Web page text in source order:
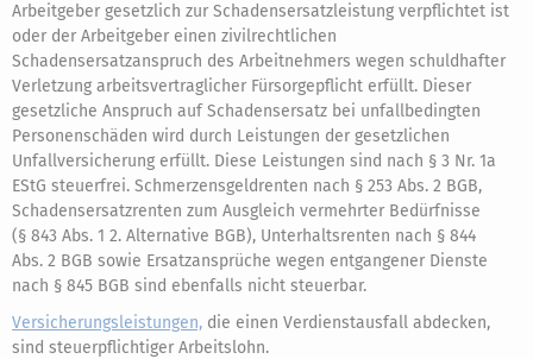
Arbeitgeber gesetzlich zur Schadensersatzleistung verpflichtet ist
oder der Arbeitgeber einen zivilrechtlichen
Schadensersatzanspruch des Arbeitnehmers wegen schuldhafter
Verletzung arbeitsvertraglicher Fürsorgepflicht erfüllt. Dieser
gesetzliche Anspruch auf Schadensersatz bei unfallbedingten
Personenschäden wird durch Leistungen der gesetzlichen
Unfallversicherung erfüllt. Diese Leistungen sind nach § 3 Nr. 1a
EStG steuerfrei. Schmerzensgeldrenten nach § 253 Abs. 2 BGB,
Schadensersatzrenten zum Ausgleich vermehrter Bedürfnisse
(§ 843 Abs. 1 2. Alternative BGB), Unterhaltsrenten nach § 844
Abs. 2 BGB sowie Ersatzansprüche wegen entgangener Dienste
nach § 845 BGB sind ebenfalls nicht steuerbar.
Versicherungsleistungen, die einen Verdienstausfall abdecken,
sind steuerpflichtiger Arbeitslohn.